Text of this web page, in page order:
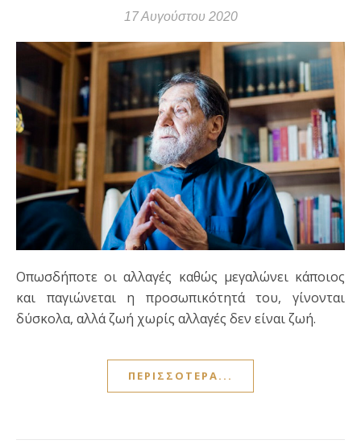
17 Αυγούστου 2020
Οπωσδήποτε οι αλλαγές καθώς μεγαλώνει κάποιος
και παγιώνεται η προσωπικότητά του, γίνονται
δύσκολα, αλλά ζωή χωρίς αλλαγές δεν είναι ζωή.
ΠΕΡΙΣΣΌΤΕΡΑ...